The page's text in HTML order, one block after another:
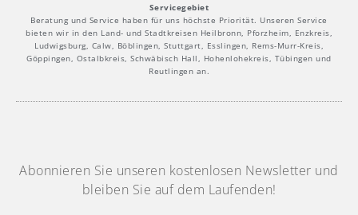
Servicegebiet
Beratung und Service haben für uns höchste Priorität. Unseren Service
bieten wir in den Land- und Stadtkreisen Heilbronn, Pforzheim, Enzkreis,
Ludwigsburg, Calw, Böblingen, Stuttgart, Esslingen, Rems-Murr-Kreis,
Göppingen, Ostalbkreis, Schwäbisch Hall, Hohenlohekreis, Tübingen und
Reutlingen an.
Abonnieren Sie unseren kostenlosen Newsletter und
bleiben Sie auf dem Laufenden!